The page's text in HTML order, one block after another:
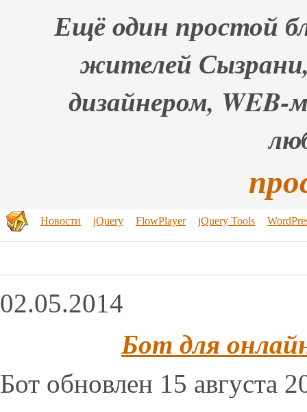
Ещё один простой
жителей
дизайнером,
Новости jQuery FlowPlayer jQuery Tools
02.05.2014
Бот для
Бот обновлен 15 августа